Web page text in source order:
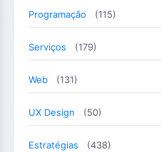
Programação (115)
Serviços (179)
Web (131)
UX Design (50)
Estratégias (438)